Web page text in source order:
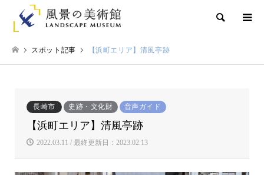
検索
スポット記事 【浜町エリア】清風亭跡
長崎市 史跡・文化財 音声ガイド
【浜町エリア】清風亭跡
2022.03.11 / 最終更新日：2023.02.13